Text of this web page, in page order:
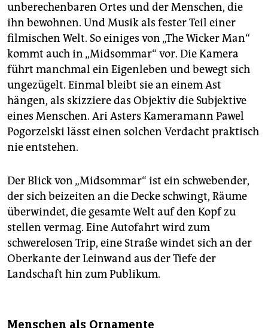
unberechenbaren Ortes und der Menschen, die
ihn bewohnen. Und Musik als fester Teil einer
filmischen Welt. So einiges von „The Wicker Man“
kommt auch in „Midsommar“ vor. Die Kamera
führt manchmal ein Eigenleben und bewegt sich
ungezügelt. Einmal bleibt sie an einem Ast
hängen, als skizziere das Objektiv die Subjektive
eines Menschen. Ari Asters Kameramann Pawel
Pogorzelski lässt einen solchen Verdacht praktisch
nie entstehen.
Der Blick von „Midsommar“ ist ein schwebender,
der sich beizeiten an die Decke schwingt, Räume
überwindet, die gesamte Welt auf den Kopf zu
stellen vermag. Eine Autofahrt wird zum
schwerelosen Trip, eine Straße windet sich an der
Oberkante der Leinwand aus der Tiefe der
Landschaft hin zum Publikum.
Menschen als Ornamente